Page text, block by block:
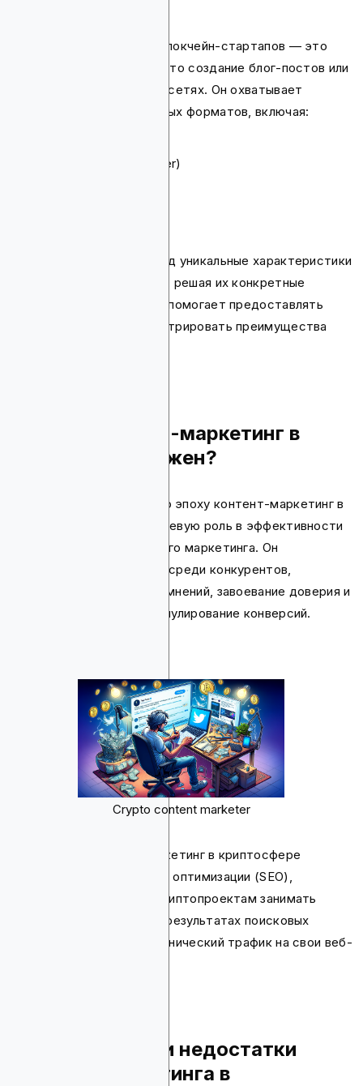
Контент-маркетинг для блокчейн-стартапов — это
гораздо больше, чем просто создание блог-постов или
обновлений в социальных сетях. Он охватывает
широкий спектр контентных форматов, включая:
белые книги (whitepaper)
Контент адаптируется под уникальные характеристики
вашей целевой аудитории, решая их конкретные
болевые точки. Он также помогает предоставлять
ценные инсайты и демонстрировать преимущества
Почему контент-маркетинг в
криптосфере важен?
В сегодняшнюю цифровую эпоху контент-маркетинг в
криптосфере играет ключевую роль в эффективности
вашей стратегии цифрового маркетинга. Он
обеспечивает выделение среди конкурентов,
установление лидерства мнений, завоевание доверия и
авторитета, а также стимулирование конверсий.
Crypto content marketer
Более того, контент-маркетинг в криптосфере
необходим для поисковой оптимизации (SEO),
поскольку он помогает криптопроектам занимать
более высокие позиции в результатах поисковых
систем и привлекать органический трафик на свои веб-
Преимущества и недостатки
контент-маркетинга в